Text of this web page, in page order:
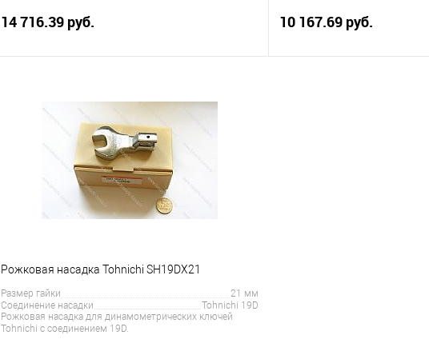
14 716.39 руб.
Купить в 1 клик
Сравнение
10 167.69 руб.
Рожковая насадка Tohnichi SH19DX21
Размер гайки
21 мм
Соединение насадки
Tohnichi 19D
Рожковая насадка для динамометрических ключей
Tohnichi с соединением 19D.